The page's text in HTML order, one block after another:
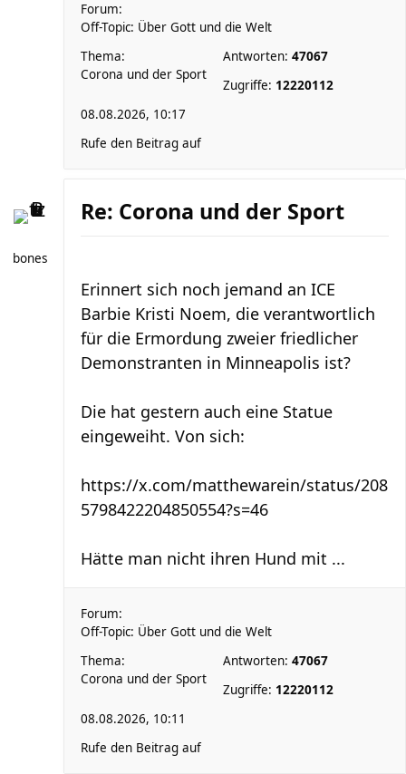
Forum:
Off-Topic: Über Gott und die Welt
Thema:
Corona und der Sport
Antworten: 47067
Zugriffe: 12220112
08.08.2026, 10:17
Rufe den Beitrag auf
bones
Re: Corona und der Sport
Erinnert sich noch jemand an ICE
Barbie Kristi Noem, die verantwortlich
für die Ermordung zweier friedlicher
Demonstranten in Minneapolis ist?
Die hat gestern auch eine Statue
eingeweiht. Von sich:
https://x.com/matthewarein/status/208
5798422204850554?s=46
Hätte man nicht ihren Hund mit ...
Forum:
Off-Topic: Über Gott und die Welt
Thema:
Corona und der Sport
Antworten: 47067
Zugriffe: 12220112
08.08.2026, 10:11
Rufe den Beitrag auf